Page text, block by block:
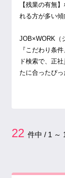
【残業の有無
れる方が多い傾
JOB×WORK（
『こだわり条
ド検索で、正
たに合ったぴ
22 件中 / 1 ～